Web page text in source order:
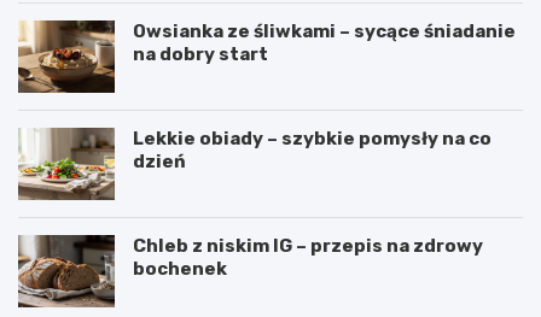
Owsianka ze śliwkami – sycące śniadanie
na dobry start
Lekkie obiady – szybkie pomysły na co
dzień
Chleb z niskim IG – przepis na zdrowy
bochenek
J
P